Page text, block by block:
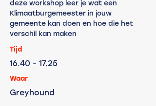
deze workshop leer je wat een
Klimaatburgemeester in jouw
gemeente kan doen en hoe die het
verschil kan maken
Tijd
16.40 - 17.25
Waar
Greyhound